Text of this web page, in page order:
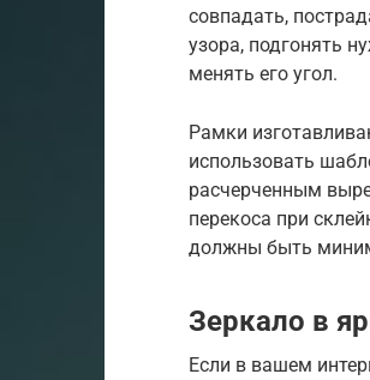
совпадать,
узора, подгонять
менять его угол.
Рамки
использовать
расчерченным
перекоса при
должны быть
Зеркало в
Если в вашем